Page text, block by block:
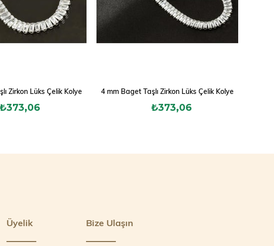
Zirkon Lüks Çelik Kolye
₺373,06
4 mm Baget Taşlı Zirkon Lüks Çelik Kolye
₺373,06
Üyelik Bize Ulaşın